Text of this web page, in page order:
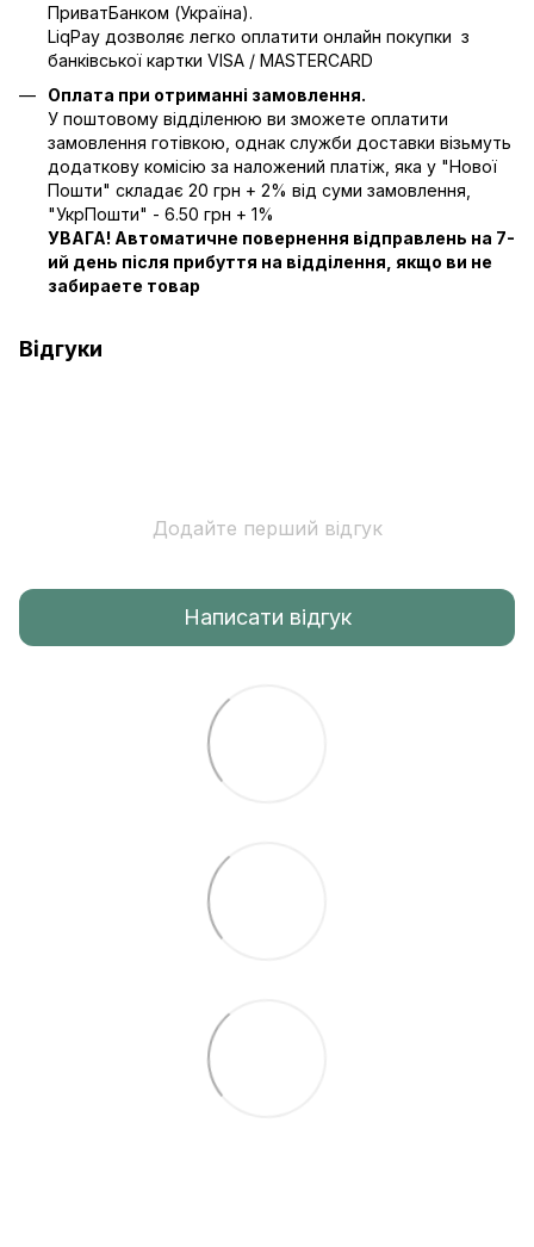
ПриватБанком (Україна).
LiqPay дозволяє легко оплатити онлайн покупки з
банківської картки VISA / MASTERCARD
Оплата при отриманні замовлення.
У поштовому відділенюю ви зможете оплатити
замовлення готівкою, однак служби доставки візьмуть
додаткову комісію за наложений платіж, яка у "Нової
Пошти" складає 20 грн + 2% від суми замовлення,
"УкрПошти" - 6.50 грн + 1%
УВАГА! Автоматичне повернення відправлень на 7-
ий день після прибуття на відділення, якщо ви не
забираете товар
Відгуки
Додайте перший відгук
Написати відгук